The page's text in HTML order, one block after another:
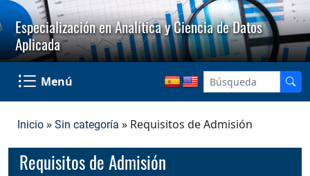
Especialización en Analítica y Ciencia de Datos
Aplicada
Menú
Inicio » Sin categoría » Requisitos de Admisión
Requisitos de Admisión